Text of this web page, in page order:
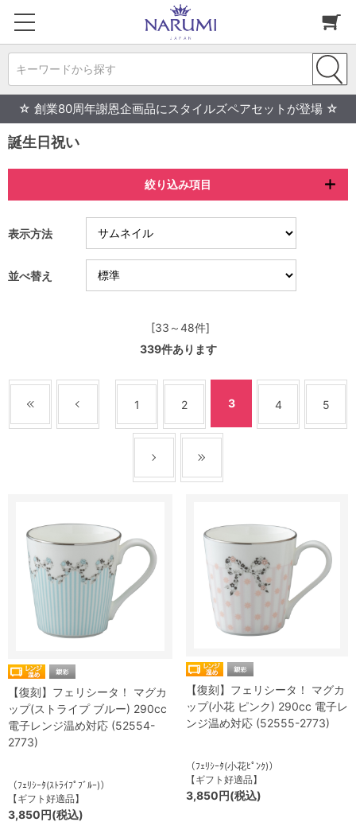
キーワードから探す
☆ 創業80周年謝恩企画品にスタイルズペアセットが登場 ☆
誕生日祝い
絞り込み項目
表示方法
並べ替え
[33～48件]
339件あります
1 2 3 4 5
【復刻】フェリシータ！ マグカ
ップ(ストライプ ブルー) 290cc
電子レンジ温め対応 (52554-
2773)
（ﾌｪﾘｼｰﾀ(ｽﾄﾗｲﾌﾟﾌﾞﾙｰ)）
【ギフト好適品】
3,850円(税込)
【復刻】フェリシータ！ マグカ
ップ(小花 ピンク) 290cc 電子レ
ンジ温め対応 (52555-2773)
（ﾌｪﾘｼｰﾀ(小花ﾋﾟﾝｸ)）
【ギフト好適品】
3,850円(税込)